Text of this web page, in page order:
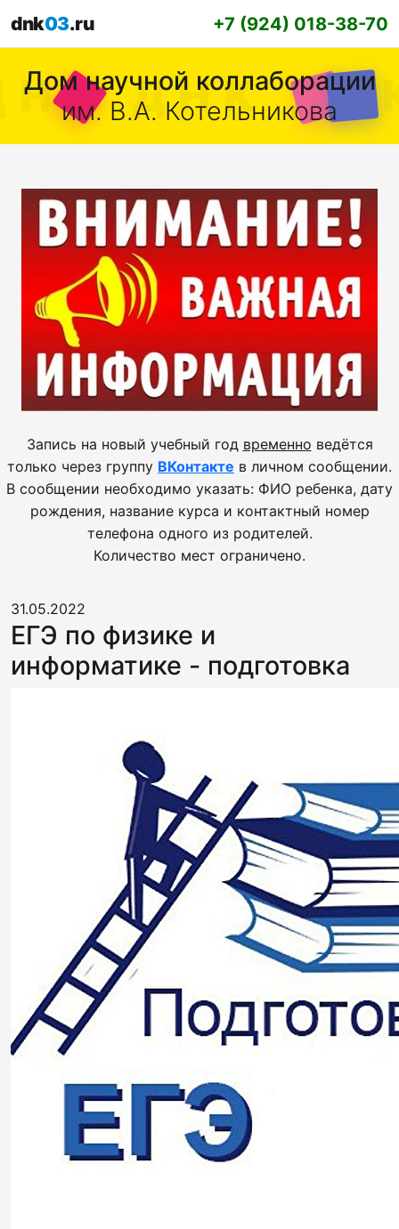
dnk03.ru +7 (924) 018-38-70
Дом научной коллаборации
им. В.А. Котельникова
Запись на новый учебный год временно ведётся
только через группу ВКонтакте в личном сообщении.
В сообщении необходимо указать: ФИО ребенка, дату
рождения, название курса и контактный номер
телефона одного из родителей.
Количество мест ограничено.
31.05.2022
ЕГЭ по физике и
информатике - подготовка